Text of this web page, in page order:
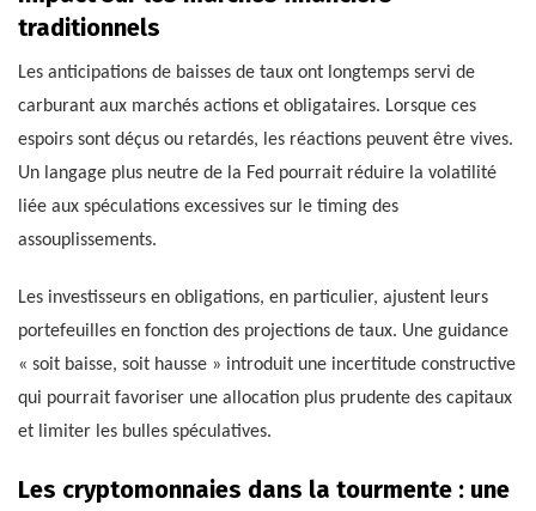
traditionnels
Les anticipations de baisses de taux ont longtemps servi de
carburant aux marchés actions et obligataires. Lorsque ces
espoirs sont déçus ou retardés, les réactions peuvent être vives.
Un langage plus neutre de la Fed pourrait réduire la volatilité
liée aux spéculations excessives sur le timing des
assouplissements.
Les investisseurs en obligations, en particulier, ajustent leurs
portefeuilles en fonction des projections de taux. Une guidance
« soit baisse, soit hausse » introduit une incertitude constructive
qui pourrait favoriser une allocation plus prudente des capitaux
et limiter les bulles spéculatives.
Les cryptomonnaies dans la tourmente : une